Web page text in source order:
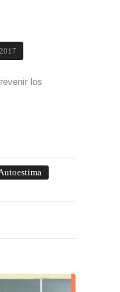
los